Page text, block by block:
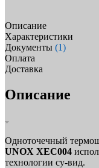
Описание
Характеристики
Документы (1)
Оплата
Доставка
Описание
Одноточечный
UNOX XEC004
технологии су-вид.